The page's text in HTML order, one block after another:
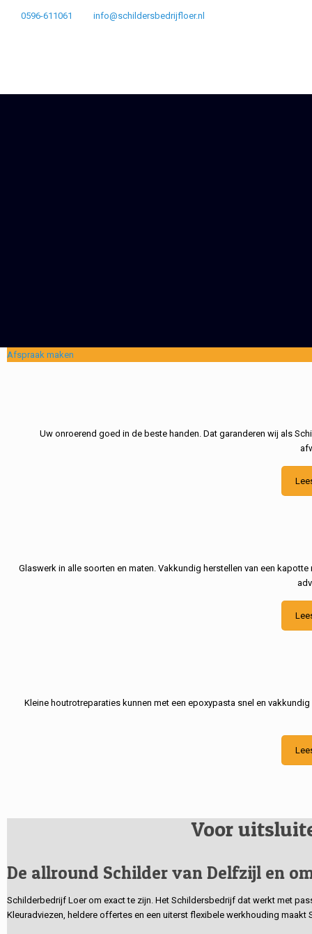
0596-611061 info@schildersbedrijfloer.nl
Afspraak maken
Uw onroerend goed in de beste handen. Dat garanderen wij als
Glaswerk in alle soorten en maten. Vakkundig herstellen van een
Kleine houtrotreparaties kunnen met een epoxypasta snel en
Voor
De allround Schilder van Delfzijl en
Schilderbedrijf Loer om exact te zijn. Het Schildersbedrijf dat werkt met
Kleuradviezen, heldere offertes en een uiterst flexibele werkhouding